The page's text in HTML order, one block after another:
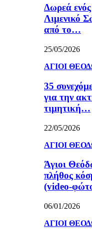
Δωρεά
Λιμενικό
από το…
25/05/2026
ΑΓΙΟΙ
35
για την
τιμητική…
22/05/2026
ΑΓΙΟΙ
Άγιοι
πλήθος
(video-
06/01/2026
ΑΓΙΟΙ